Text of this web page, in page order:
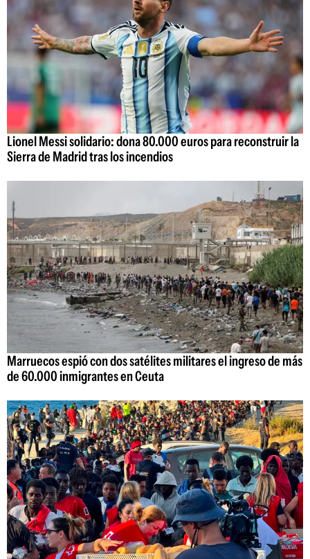
Lionel Messi solidario: dona 80.000 euros para reconstruir la
Sierra de Madrid tras los incendios
Marruecos espió con dos satélites militares el ingreso de más
de 60.000 inmigrantes en Ceuta